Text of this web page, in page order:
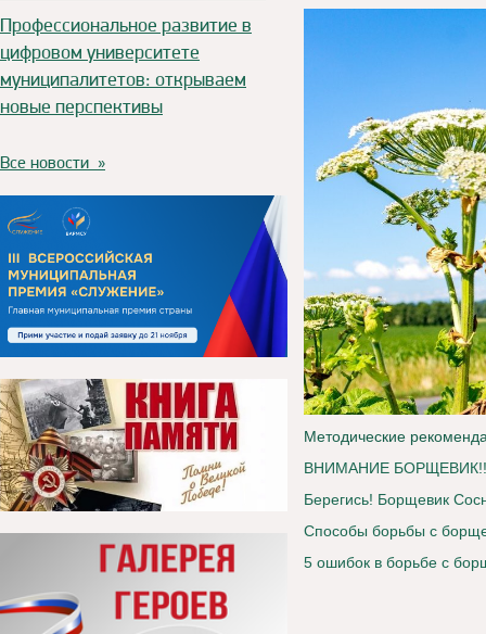
Профессиональное развитие в
цифровом университете
муниципалитетов: открываем
новые перспективы
Все новости »
Методические
ВНИМАНИЕ
Берегись! Борщевик
Способы борьбы с
5 ошибок в борьбе с